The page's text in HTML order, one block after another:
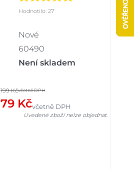
Hodnotilo: 27
Nové
60490
Není skladem
199 Kčvčetně DPH
79 Kčvčetně DPH
Uvedené zboží nelze objednat.